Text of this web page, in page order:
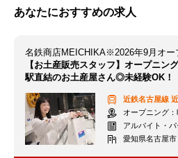
あなたにおすすめの求人
名鉄商店MEICHIKA※2026年9月オー
【お土産販売スタッフ】オープニン
駅直結のお土産屋さん◎未経験OK！
近鉄名古屋線
オープニング：時給
アルバイト・パ
愛知県名古屋市